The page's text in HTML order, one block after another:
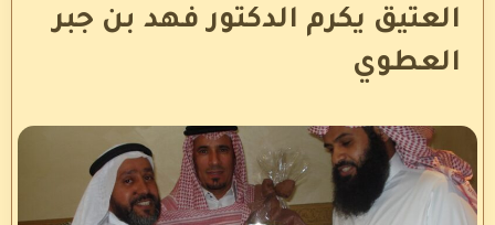
العتيق يكرم الدكتور فهد بن جبر
العطوي